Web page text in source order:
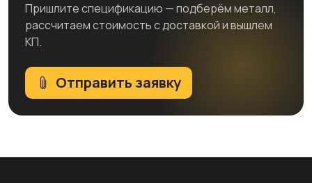
Пришлите спецификацию — подберём металл,
рассчитаем стоимость с доставкой и вышлем
КП.
Отправить заявку